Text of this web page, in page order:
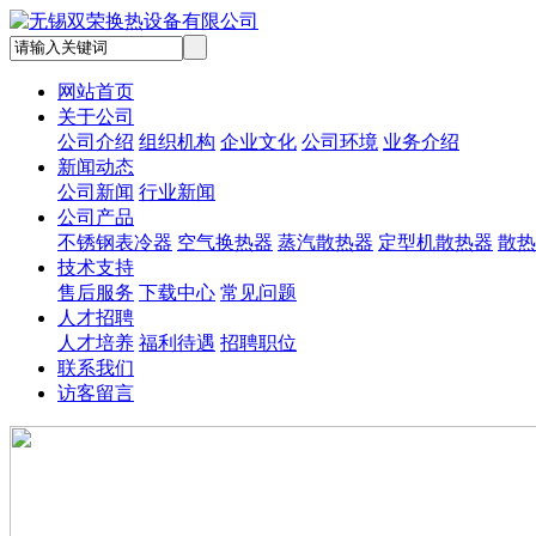
网站首页
关于公司
公司介绍 组织机构 企业文化 公司环境 业务介绍
新闻动态
公司新闻 行业新闻
公司产品
不锈钢表冷器 空气换热器 蒸汽散热器 定型机散热器 散
技术支持
售后服务 下载中心 常见问题
人才招聘
人才培养 福利待遇 招聘职位
联系我们
访客留言